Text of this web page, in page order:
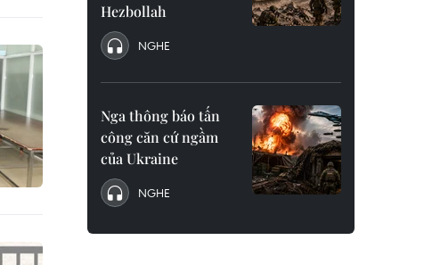
Hezbollah
NGHE
Nga thông báo tấn
công căn cứ ngầm
của Ukraine
NGHE